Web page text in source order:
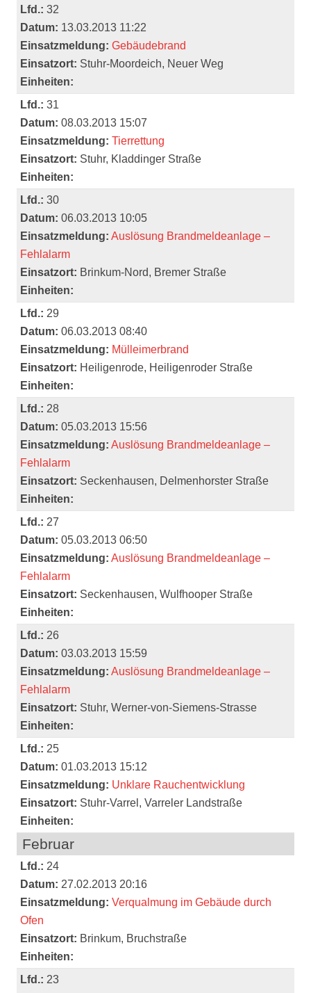
Lfd.: 32
Datum: 13.03.2013 11:22
Einsatzmeldung: Gebäudebrand
Einsatzort: Stuhr-Moordeich, Neuer Weg
Einheiten:
Lfd.: 31
Datum: 08.03.2013 15:07
Einsatzmeldung: Tierrettung
Einsatzort: Stuhr, Kladdinger Straße
Einheiten:
Lfd.: 30
Datum: 06.03.2013 10:05
Einsatzmeldung: Auslösung Brandmeldeanlage –
Fehlalarm
Einsatzort: Brinkum-Nord, Bremer Straße
Einheiten:
Lfd.: 29
Datum: 06.03.2013 08:40
Einsatzmeldung: Mülleimerbrand
Einsatzort: Heiligenrode, Heiligenroder Straße
Einheiten:
Lfd.: 28
Datum: 05.03.2013 15:56
Einsatzmeldung: Auslösung Brandmeldeanlage –
Fehlalarm
Einsatzort: Seckenhausen, Delmenhorster Straße
Einheiten:
Lfd.: 27
Datum: 05.03.2013 06:50
Einsatzmeldung: Auslösung Brandmeldeanlage –
Fehlalarm
Einsatzort: Seckenhausen, Wulfhooper Straße
Einheiten:
Lfd.: 26
Datum: 03.03.2013 15:59
Einsatzmeldung: Auslösung Brandmeldeanlage –
Fehlalarm
Einsatzort: Stuhr, Werner-von-Siemens-Strasse
Einheiten:
Lfd.: 25
Datum: 01.03.2013 15:12
Einsatzmeldung: Unklare Rauchentwicklung
Einsatzort: Stuhr-Varrel, Varreler Landstraße
Einheiten:
Februar
Lfd.: 24
Datum: 27.02.2013 20:16
Einsatzmeldung: Verqualmung im Gebäude durch
Ofen
Einsatzort: Brinkum, Bruchstraße
Einheiten:
Lfd.: 23